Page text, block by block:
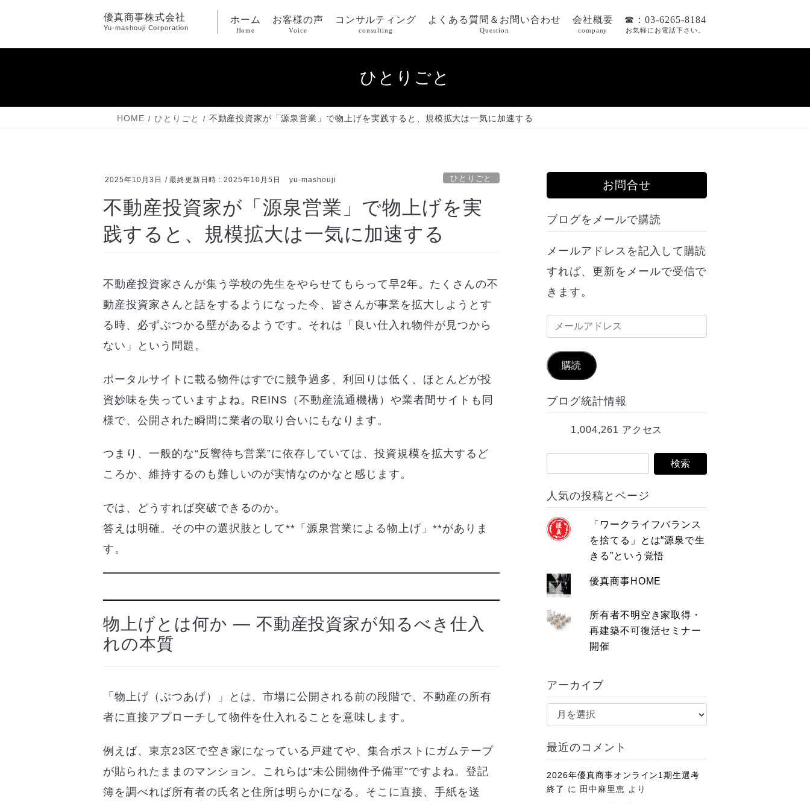
ン
キ
ー
に
優真商事株式会社
Yu-mashouji Corporation
ホーム
Home
お客様の声
Voice
コンサルティング
consulting
よくある質問＆お問い合わせ
Question
会社概要
company
☎：03-6265-8184
お気軽にお電話下さい。
ひとりごと
HOME ひとりごと 不動産投資家が「源泉営業」で物上げを実践すると、規模拡大は一気に加速する
2025年10月3日 / 最終更新日時 :2025年10月5日 yu-mashouji ひとりごと
不動産投資家が「源泉営業」で物上げを実
践すると、規模拡大は一気に加速する
不動産投資家さんが集う学校の先生をやらせてもらって早2年。たくさんの不
動産投資家さんと話をするようになった今、皆さんが事業を拡大しようとす
る時、必ずぶつかる壁があるようです。それは「良い仕入れ物件が見つから
ない」という問題。
ポータルサイトに載る物件はすでに競争過多、利回りは低く、ほとんどが投
資妙味を失っていますよね。REINS（不動産流通機構）や業者間サイトも同
様で、公開された瞬間に業者の取り合いにもなります。
つまり、一般的な“反響待ち営業”に依存していては、投資規模を拡大するど
ころか、維持するのも難しいのが実情なのかなと感じます。
では、どうすれば突破できるのか。
答えは明確。その中の選択肢として**「源泉営業による物上げ」**がありま
す。
物上げとは何か ― 不動産投資家が知るべき仕入
れの本質
「物上げ（ぶつあげ）」とは、市場に公開される前の段階で、不動産の所有
者に直接アプローチして物件を仕入れることを意味します。
例えば、東京23区で空き家になっている戸建てや、集合ポストにガムテープ
が貼られたままのマンション。これらは“未公開物件予備軍”ですよね。登記
簿を調べれば所有者の氏名と住所は明らかになる。そこに直接、手紙を送
お問合せ
ブログをメールで購読
メールアドレスを記入して購読
すれば、更新をメールで受信で
きます。
ル
ド
購読
ブログ統計情報
1,004,261 アクセス
人気の投稿とページ
「ワークライフバランス
を捨てる」とは“源泉で生
きる”という覚悟
優真商事HOME
所有者不明空き家取得・
再建築不可復活セミナー
開催
アーカイブ
ア
イ
ブ
最近のコメント
2026年優真商事オンライン1期生選考
終了 に 田中麻里恵 より